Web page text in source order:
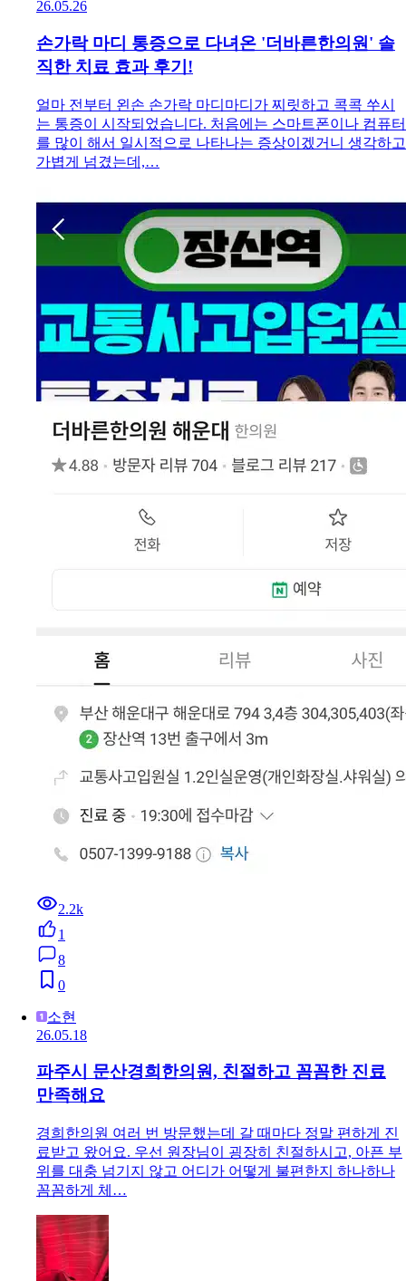
26.05.26
손가락 마디 통증으로 다녀온 '더바른한의원' 솔
직한 치료 효과 후기!
얼마 전부터 왼손 손가락 마디마디가 찌릿하고 콕콕 쑤시
는 통증이 시작되었습니다. 처음에는 스마트폰이나 컴퓨터
를 많이 해서 일시적으로 나타나는 증상이겠거니 생각하고
가볍게 넘겼는데,…
2.2k
1
8
0
소현
26.05.18
파주시 문산경희한의원, 친절하고 꼼꼼한 진료
만족해요
경희한의원 여러 번 방문했는데 갈 때마다 정말 편하게 진
료받고 왔어요. 우선 원장님이 굉장히 친절하시고, 아픈 부
위를 대충 넘기지 않고 어디가 어떻게 불편한지 하나하나
꼼꼼하게 체…